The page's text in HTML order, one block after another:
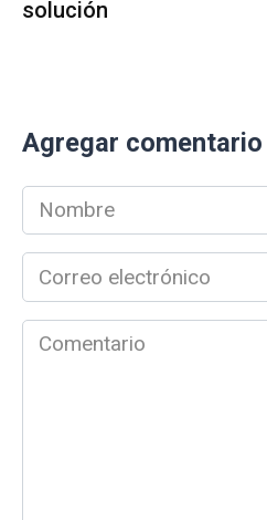
solución
Agregar comentario
Nombre
*
Correo
electrónico
*Comentario